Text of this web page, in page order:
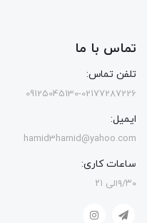
تماس با ما
تلفن تماس:
09125045130-02177287226
ایمیل:
hamid3hamid@yahoo.com
ساعات کاری:
۹/۳۰الی ۲۱